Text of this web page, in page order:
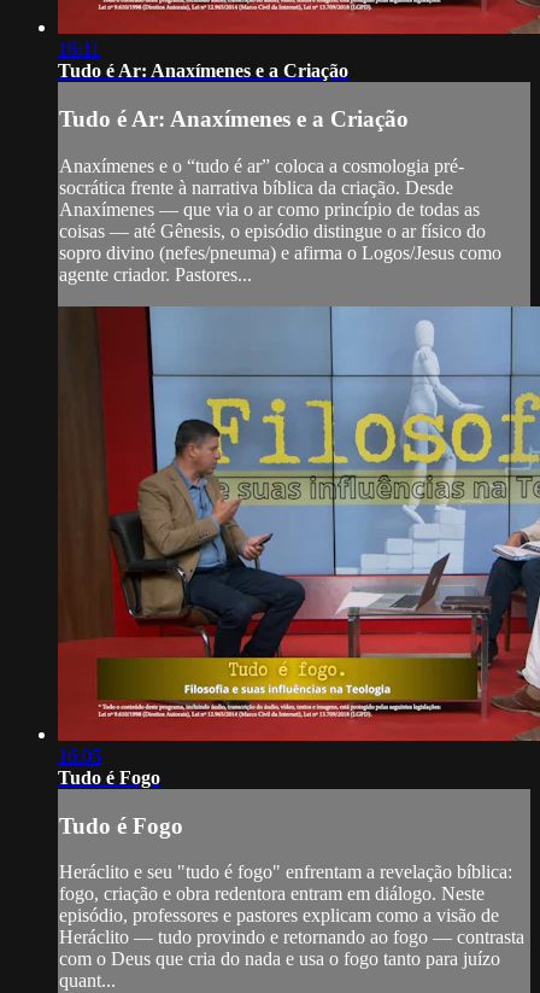
16:11
Tudo é Ar: Anaxímenes e a Criação
Tudo é Ar: Anaxímenes e a Criação
Anaxímenes e o “tudo é ar” coloca a cosmologia pré-
socrática frente à narrativa bíblica da criação. Desde
Anaxímenes — que via o ar como princípio de todas as
coisas — até Gênesis, o episódio distingue o ar físico do
sopro divino (nefes/pneuma) e afirma o Logos/Jesus como
agente criador. Pastores...
16:05
Tudo é Fogo
Tudo é Fogo
Heráclito e seu "tudo é fogo" enfrentam a revelação bíblica:
fogo, criação e obra redentora entram em diálogo. Neste
episódio, professores e pastores explicam como a visão de
Heráclito — tudo provindo e retornando ao fogo — contrasta
com o Deus que cria do nada e usa o fogo tanto para juízo
quant...